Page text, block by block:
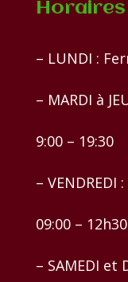
Horaires
– LUNDI :
– MARDI à
9:00 – 19:30
– VENDREDI :
09:00 –
– SAMEDI et